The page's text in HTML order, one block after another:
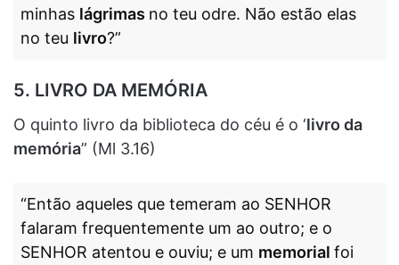
minhas lágrimas no teu odre. Não estão elas
no teu livro?”
5. LIVRO DA MEMÓRIA
O quinto livro da biblioteca do céu é o ‘livro da
memória” (Ml 3.16)
“Então aqueles que temeram ao SENHOR
falaram frequentemente um ao outro; e o
SENHOR atentou e ouviu; e um memorial foi